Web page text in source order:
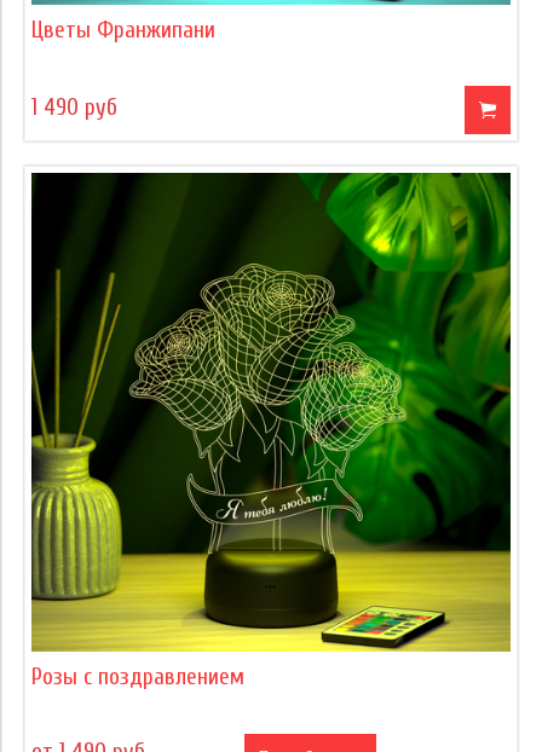
Цветы Франжипани
1 490 руб
Розы с поздравлением